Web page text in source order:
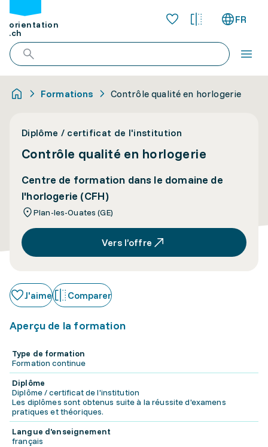
orientation
.ch
FR
Formations Contrôle qualité en horlogerie
Diplôme / certificat de l'institution
Contrôle qualité en horlogerie
Centre de formation dans le domaine de
l'horlogerie (CFH)
Plan-les-Ouates (GE)
Vers l’offre
J'aime Comparer
Aperçu de la formation
Type de formation
Formation continue
Diplôme
Diplôme / certificat de l'institution
Les diplômes sont obtenus suite à la réussite d'examens
pratiques et théoriques.
Langue d'enseignement
français